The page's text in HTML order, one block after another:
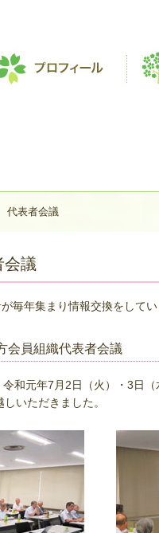
代表者会議
議
毎年集まり情報交換をしてい
員組織代表者会議
和元年7月2日（火）・3日（
いただきました。